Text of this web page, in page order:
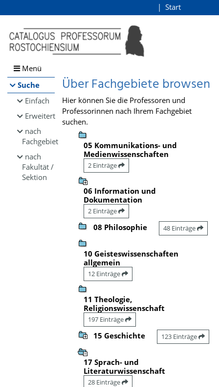
Browsen
direkt zum Inhalt
Start
Menü
Suche
Einfach
Erweitert
nach
Fachgebiet
nach
Fakultät /
Sektion
Über Fachgebiete browsen
Hier können Sie die Professoren und
Professorinnen nach Ihrem Fachgebiet
suchen.
05 Kommunikations- und
Medienwissenschaften
2 Einträge
06 Information und
Dokumentation
2 Einträge
08 Philosophie 48 Einträge
10 Geisteswissenschaften
allgemein
12 Einträge
11 Theologie,
Religionswissenschaft
197 Einträge
15 Geschichte 123 Einträge
17 Sprach- und
Literaturwissenschaft
28 Einträge